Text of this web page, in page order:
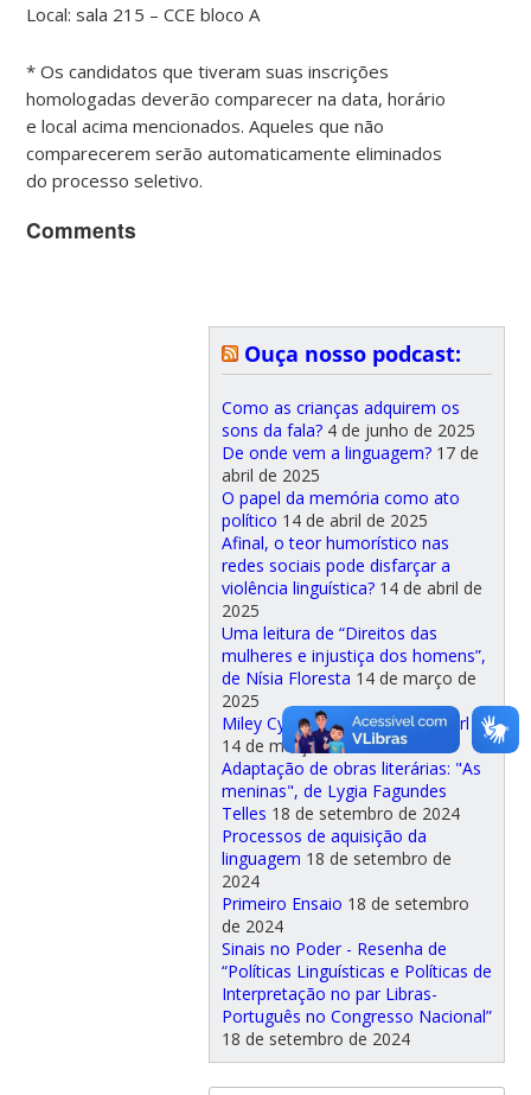
Local: sala 215 – CCE bloco A
* Os candidatos que tiveram suas inscrições
homologadas deverão comparecer na data, horário
e local acima mencionados. Aqueles que não
comparecerem serão automaticamente eliminados
do processo seletivo.
Comments
Ouça nosso podcast:
Como as crianças adquirem os
sons da fala? 4 de junho de 2025
De onde vem a linguagem? 17 de
abril de 2025
O papel da memória como ato
político 14 de abril de 2025
Afinal, o teor humorístico nas
redes sociais pode disfarçar a
violência linguística? 14 de abril de
2025
Uma leitura de “Direitos das
mulheres e injustiça dos homens”,
de Nísia Floresta 14 de março de
2025
Miley Cyrus: Just an Ordinary Girl
14 de março de 2025
Adaptação de obras literárias: "As
meninas", de Lygia Fagundes
Telles 18 de setembro de 2024
Processos de aquisição da
linguagem 18 de setembro de
2024
Primeiro Ensaio 18 de setembro
de 2024
Sinais no Poder - Resenha de
“Políticas Linguísticas e Políticas de
Interpretação no par Libras-
Português no Congresso Nacional”
18 de setembro de 2024